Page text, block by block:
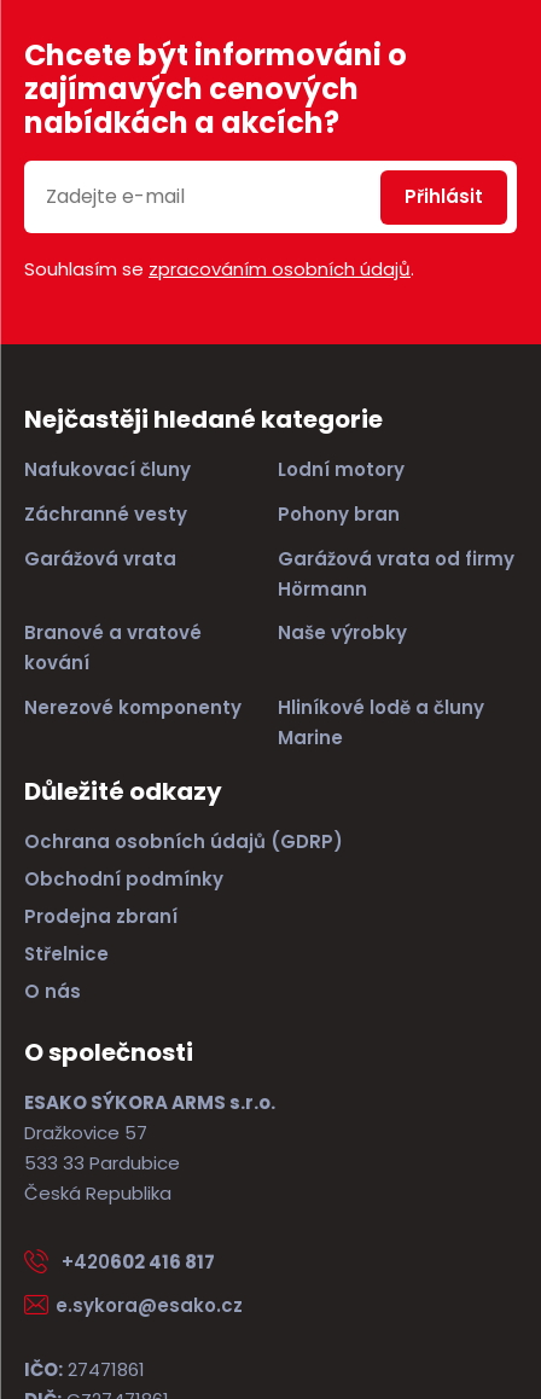
Chcete být informováni o
zajímavých cenových
nabídkách a akcích?
Přihlásit
Souhlasím se zpracováním osobních údajů.
Nejčastěji hledané kategorie
Nafukovací čluny
Lodní motory
Záchranné vesty
Pohony bran
Garážová vrata
Garážová vrata od firmy
Hörmann
Branové a vratové
kování
Naše výrobky
Nerezové komponenty
Hliníkové lodě a čluny
Marine
Důležité odkazy
Ochrana osobních údajů (GDRP)
Obchodní podmínky
Prodejna zbraní
Střelnice
O nás
O společnosti
ESAKO SÝKORA ARMS s.r.o.
Dražkovice 57
533 33 Pardubice
Česká Republika
+420602 416 817
e.sykora@esako.cz
IČO:27471861